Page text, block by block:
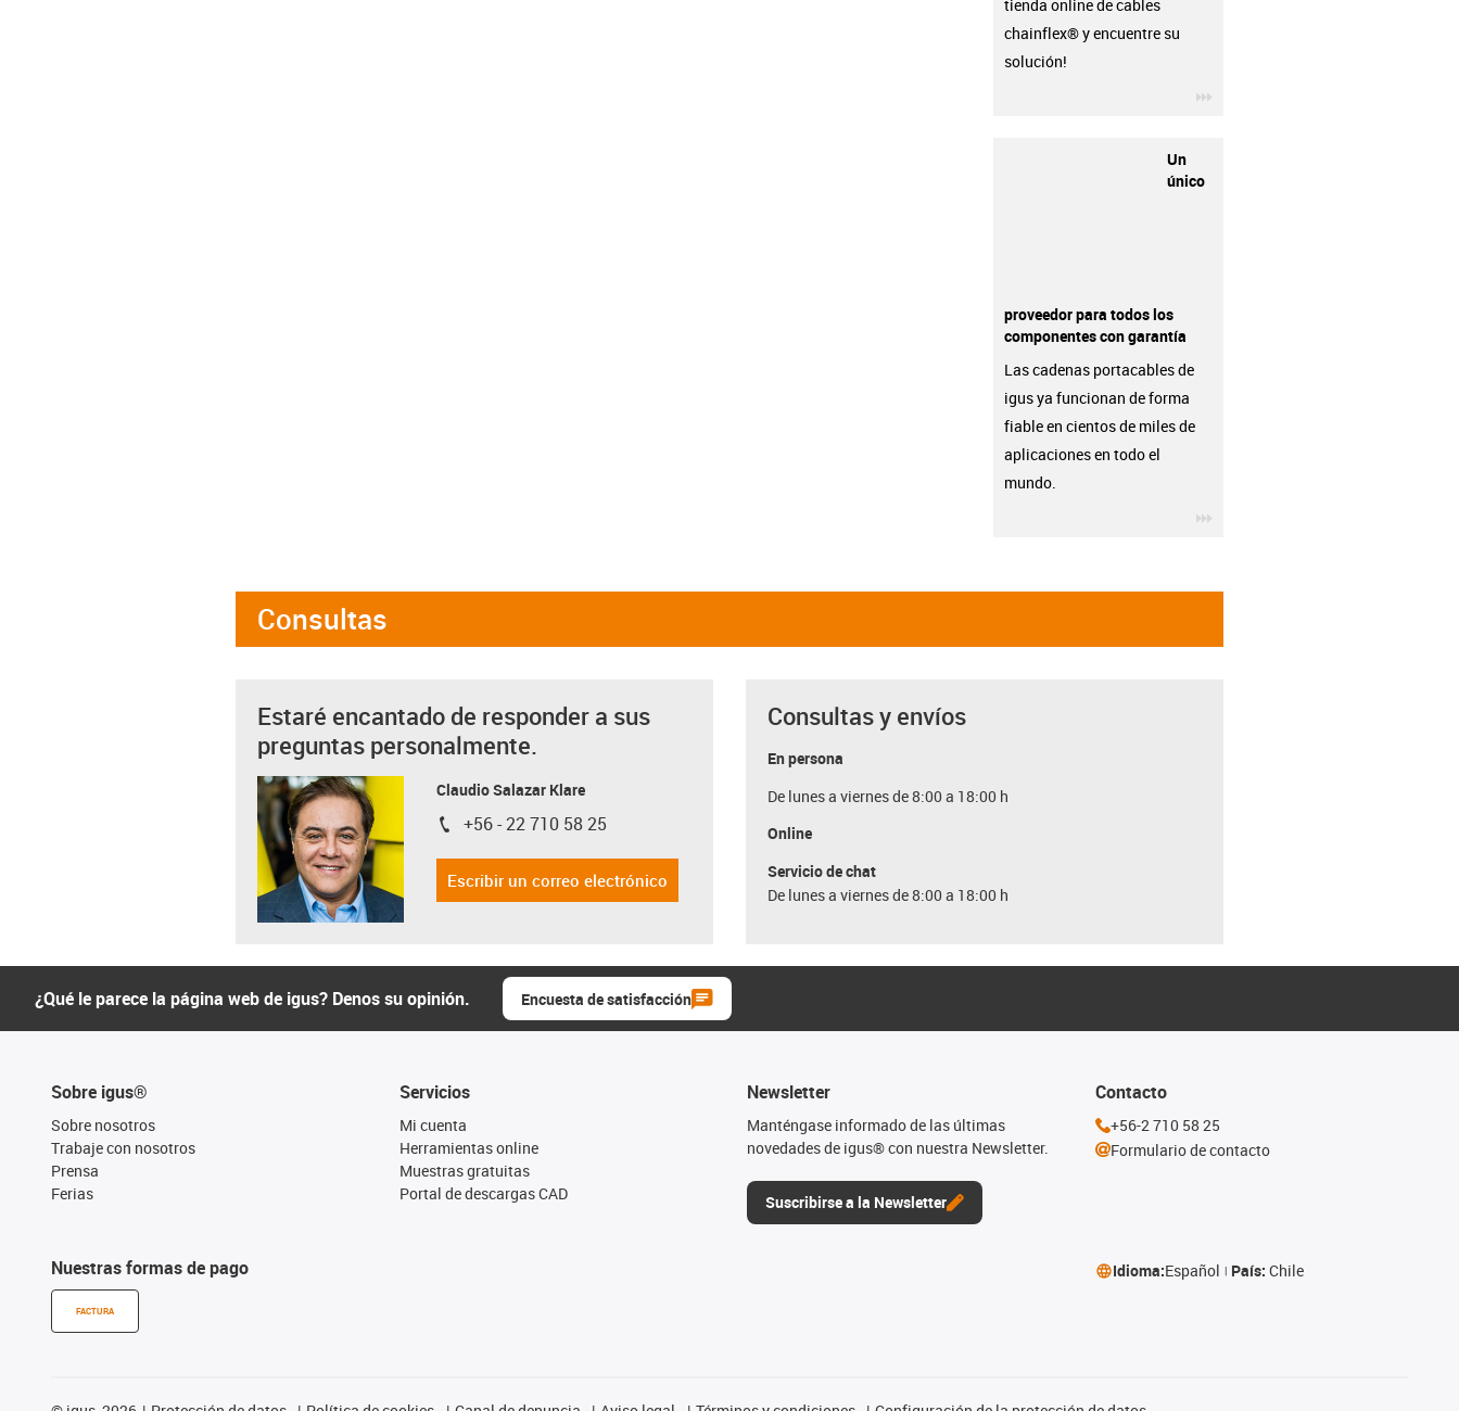
tienda online de cables
chainflex® y encuentre su
solución!
Un
único
proveedor para todos los
componentes con garantía
Las cadenas portacables de
igus ya funcionan de forma
fiable en cientos de miles de
aplicaciones en todo el
mundo.
Consultas
Estaré encantado de responder a sus
preguntas personalmente.
Claudio Salazar Klare
igus-icon-phone
+56 - 22 710 58 25
Escribir un correo electrónico
Consultas y envíos
En persona
De lunes a viernes de 8:00 a 18:00 h
Online
Servicio de chat
De lunes a viernes de 8:00 a 18:00 h
¿Qué le parece la página web de igus? Denos su opinión. Encuesta de satisfacción
Sobre igus®
Sobre nosotros
Trabaje con nosotros
Prensa
Ferias
Nuestras formas de pago
FACTURA
Servicios
Mi cuenta
Herramientas online
Muestras gratuitas
Portal de descargas CAD
Newsletter
Manténgase informado de las últimas
novedades de igus® con nuestra Newsletter.
Suscribirse a la Newsletter
Contacto
+56-2 710 58 25
Formulario de contacto
Idioma:Español País: Chile